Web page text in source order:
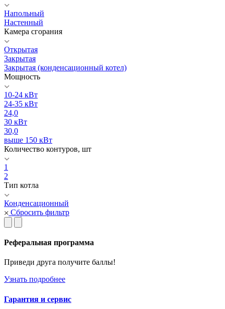
Напольный
Настенный
Камера сгорания
Открытая
Закрытая
Закрытая (конденсационный котел)
Мощность
10-24 кВт
24-35 кВт
24,0
30 кВт
30,0
выше 150 кВт
Количество контуров, шт
1
2
Тип котла
Конденсационный
Сбросить фильтр
Реферальная программа
Приведи друга получите баллы!
Узнать подробнее
Гарантия и сервис